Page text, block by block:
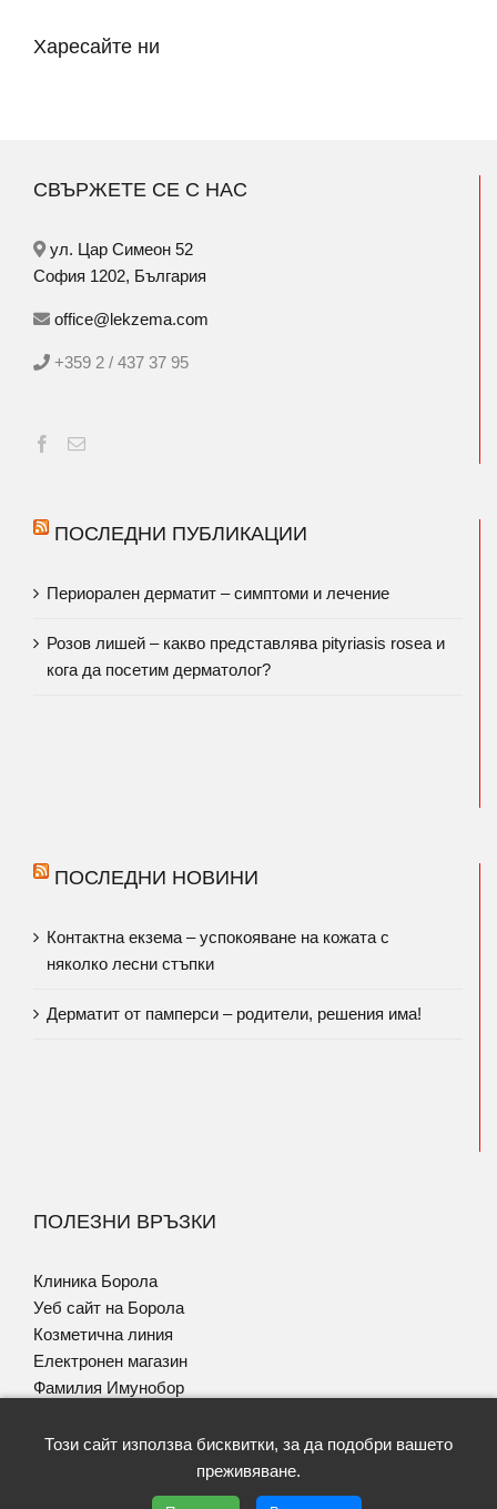
Харесайте ни
СВЪРЖЕТЕ СЕ С НАС
ул. Цар Симеон 52
София 1202, България
office@lekzema.com
+359 2 / 437 37 95
ПОСЛЕДНИ ПУБЛИКАЦИИ
Периорален дерматит – симптоми и лечение
Розов лишей – какво представлява pityriasis rosea и
кога да посетим дерматолог?
ПОСЛЕДНИ НОВИНИ
Контактна екзема – успокояване на кожата с
няколко лесни стъпки
Дерматит от памперси – родители, решения има!
ПОЛЕЗНИ ВРЪЗКИ
Клиника Борола
Уеб сайт на Борола
Козметична линия
Електронен магазин
Фамилия Имунобор
Този сайт използва бисквитки, за да подобри вашето
преживяване.